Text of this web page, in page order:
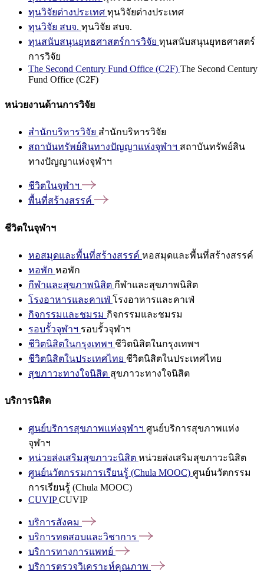
ทุนวิจัยต่างประเทศ ทุนวิจัยต่างประเทศ
ทุนวิจัย สบจ. ทุนวิจัย สบจ.
ทุนสนับสนุนยุทธศาสตร์การวิจัย ทุนสนับสนุนยุทธศาสตร์
การวิจัย
The Second Century Fund Office (C2F) The Second Century
Fund Office (C2F)
หน่วยงานด้านการวิจัย
สำนักบริหารวิจัย สำนักบริหารวิจัย
สถาบันทรัพย์สินทางปัญญาแห่งจุฬาฯ สถาบันทรัพย์สิน
ทางปัญญาแห่งจุฬาฯ
ชีวิตในจุฬาฯ
พื้นที่สร้างสรรค์
ชีวิตในจุฬาฯ
หอสมุดและพื้นที่สร้างสรรค์ หอสมุดและพื้นที่สร้างสรรค์
หอพัก หอพัก
กีฬาและสุขภาพนิสิต กีฬาและสุขภาพนิสิต
โรงอาหารและคาเฟ่ โรงอาหารและคาเฟ่
กิจกรรมและชมรม กิจกรรมและชมรม
รอบรั้วจุฬาฯ รอบรั้วจุฬาฯ
ชีวิตนิสิตในกรุงเทพฯ ชีวิตนิสิตในกรุงเทพฯ
ชีวิตนิสิตในประเทศไทย ชีวิตนิสิตในประเทศไทย
สุขภาวะทางใจนิสิต สุขภาวะทางใจนิสิต
บริการนิสิต
ศูนย์บริการสุขภาพแห่งจุฬาฯ ศูนย์บริการสุขภาพแห่ง
จุฬาฯ
หน่วยส่งเสริมสุขภาวะนิสิต หน่วยส่งเสริมสุขภาวะนิสิต
ศูนย์นวัตกรรมการเรียนรู้ (Chula MOOC) ศูนย์นวัตกรรม
การเรียนรู้ (Chula MOOC)
CUVIPCUVIP
บริการสังคม
บริการทดสอบและวิชาการ
บริการทางการแพทย์
บริการตรวจวิเคราะห์คุณภาพ